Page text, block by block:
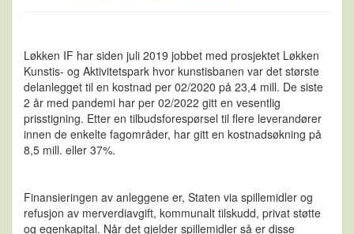
Løkken IF har siden juli 2019 jobbet med prosjektet Løkken
Kunstis- og Aktivitetspark hvor kunstisbanen var det største
delanlegget til en kostnad per 02/2020 på 23,4 mill. De siste
2 år med pandemi har per 02/2022 gitt en vesentlig
prisstigning. Etter en tilbudsforespørsel til flere leverandører
innen de enkelte fagområder, har gitt en kostnadsøkning på
8,5 mill. eller 37%.
Finansieringen av anleggene er, Staten via spillemidler og
refusjon av merverdiavgift, kommunalt tilskudd, privat støtte
og egenkapital. Når det gjelder spillemidler så er disse